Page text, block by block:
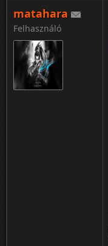
matahara
Felhasználó